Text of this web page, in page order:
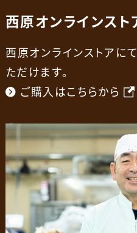
西原オンラインスト
西原オンラインストアに
ただけます。
ご購入はこちらから